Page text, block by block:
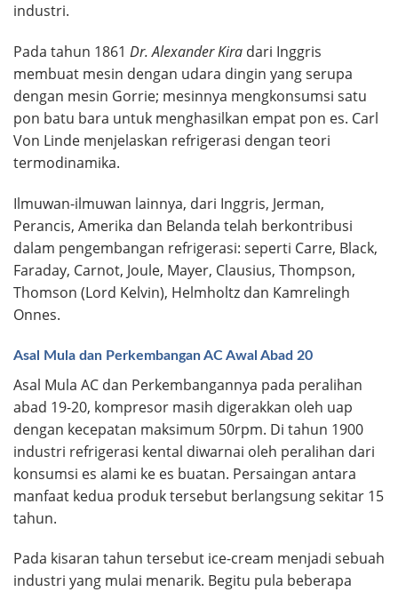
industri.
Pada tahun 1861 Dr. Alexander Kira dari Inggris
membuat mesin dengan udara dingin yang serupa
dengan mesin Gorrie; mesinnya mengkonsumsi satu
pon batu bara untuk menghasilkan empat pon es. Carl
Von Linde menjelaskan refrigerasi dengan teori
termodinamika.
Ilmuwan-ilmuwan lainnya, dari Inggris, Jerman,
Perancis, Amerika dan Belanda telah berkontribusi
dalam pengembangan refrigerasi: seperti Carre, Black,
Faraday, Carnot, Joule, Mayer, Clausius, Thompson,
Thomson (Lord Kelvin), Helmholtz dan Kamrelingh
Onnes.
Asal Mula dan Perkembangan AC Awal Abad 20
Asal Mula AC dan Perkembangannya pada peralihan
abad 19-20, kompresor masih digerakkan oleh uap
dengan kecepatan maksimum 50rpm. Di tahun 1900
industri refrigerasi kental diwarnai oleh peralihan dari
konsumsi es alami ke es buatan. Persaingan antara
manfaat kedua produk tersebut berlangsung sekitar 15
tahun.
Pada kisaran tahun tersebut ice-cream menjadi sebuah
industri yang mulai menarik. Begitu pula beberapa